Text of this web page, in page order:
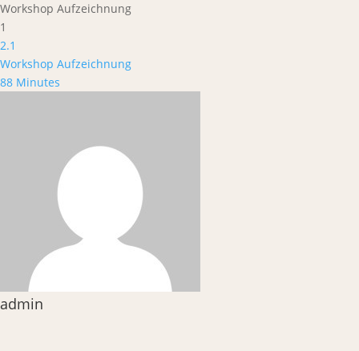
Workshop Aufzeichnung
1
2.1
Workshop Aufzeichnung
88 Minutes
admin